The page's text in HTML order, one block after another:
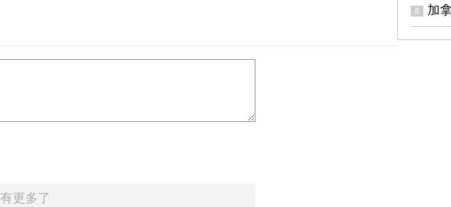
更多了
8 加